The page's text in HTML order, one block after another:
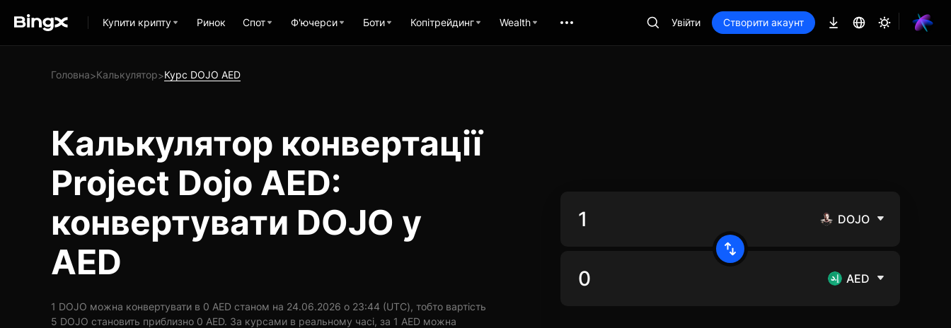
Купити крипту Ринок Спот Ф'ючерси Боти Копітрейдинг Wealth Увійти Створити акаунт
Головна>Калькулятор>Курс DOJO AED
Калькулятор конвертації
Project Dojo AED:
конвертувати DOJO у
AED
1 DOJO можна конвертувати в 0 AED станом на 24.06.2026 о 23:44 (UTC), тобто вартість
5 DOJO становить приблизно 0 AED. За курсами в реальному часі, за 1 AED можна
DOJO
AED